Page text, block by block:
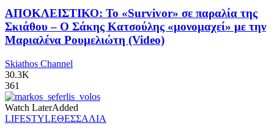
ΑΠΟΚΛΕΙΣΤΙΚΟ: Το «Survivor» σε παραλία της
Σκιάθου – Ο Σάκης Κατσούλης «μονομαχεί» με την
Μαριαλένα Ρουμελιώτη (Video)
Skiathos Channel
30.3K
361
Watch LaterAdded
LIFESTYLEΘΕΣΣΑΛΙΑ